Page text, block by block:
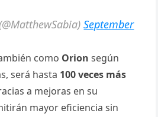
September
como Orion según
será hasta 100 veces más
a mejoras en su
mayor eficiencia sin